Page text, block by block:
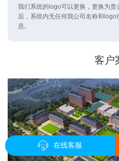
我们系统的logo可以更换，更换为贵
后，系统内无任何我公司名称和logo
息。
客户
在线客服